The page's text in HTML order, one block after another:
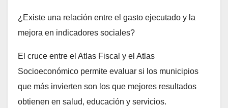
¿Existe una relación entre el gasto ejecutado y la
mejora en indicadores sociales?
El cruce entre el Atlas Fiscal y el Atlas
Socioeconómico permite evaluar si los municipios
que más invierten son los que mejores resultados
obtienen en salud, educación y servicios.